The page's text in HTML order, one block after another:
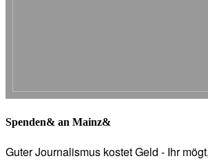
Spenden& an Mainz&
Guter Journalismus kostet Geld - Ihr